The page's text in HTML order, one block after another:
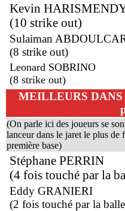
Kevin
(10 strike out)
Sulaiman
(8 strike out)
Leonard SOBRINO
(8 strike out)
MEILLEURS
(On parle ici des joueurs se
lanceur dans le jaret le plus de
première base)
Stéphane PERRIN
(4 fois touché par la
Eddy GRANIERI
(2 fois touché par la